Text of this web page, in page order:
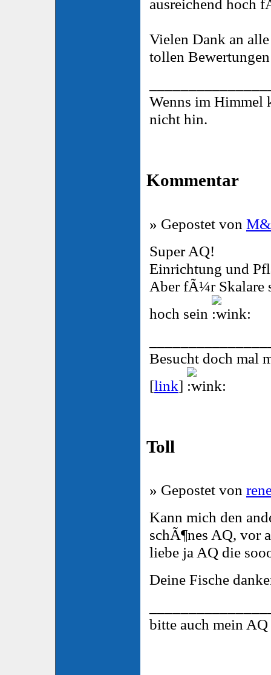
ausreichend hoch
Vielen Dank an
tollen
Wenns im Himmel
nicht hin.
Kommentar
» Gepostet von
Super AQ!
Einrichtung und
Aber fÃ¼r Skalare
hoch sein
Besucht doch mal
[link]
Toll
» Gepostet von
Kann mich den
schÃ¶nes AQ, vor
liebe ja AQ die
Deine Fische
bitte auch mein AQ